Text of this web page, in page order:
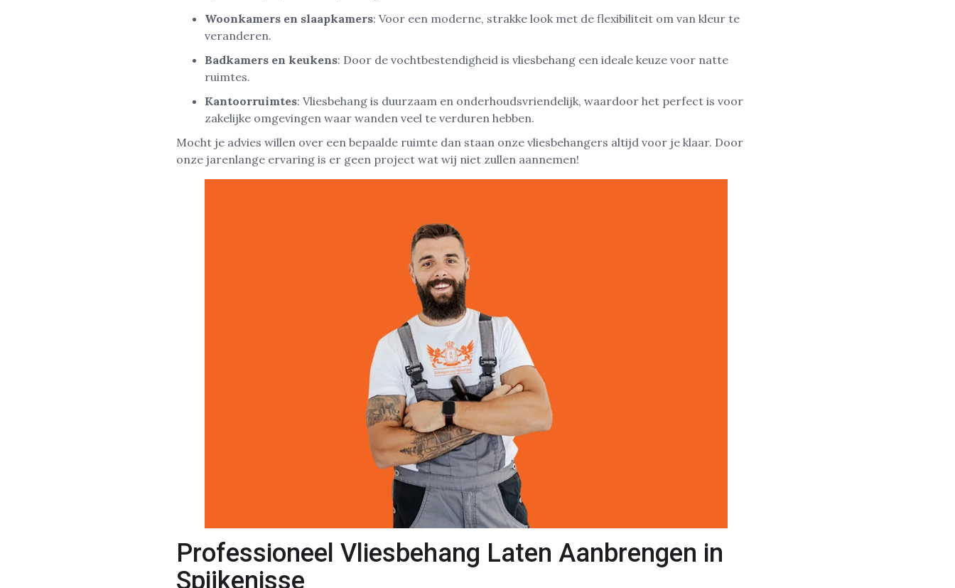
Woonkamers en slaapkamers: Voor een moderne, strakke look met de flexibiliteit om van kleur te
veranderen.
Badkamers en keukens: Door de vochtbestendigheid is vliesbehang een ideale keuze voor natte
ruimtes.
Kantoorruimtes: Vliesbehang is duurzaam en onderhoudsvriendelijk, waardoor het perfect is voor
zakelijke omgevingen waar wanden veel te verduren hebben.
Mocht je advies willen over een bepaalde ruimte dan staan onze vliesbehangers altijd voor je klaar. Door
onze jarenlange ervaring is er geen project wat wij niet zullen aannemen!
Professioneel Vliesbehang Laten Aanbrengen in
Spijkenisse